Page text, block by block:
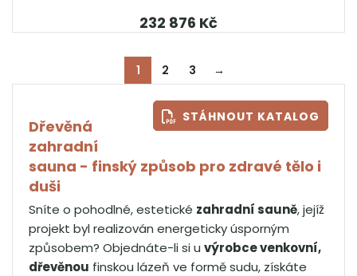
Kč
1 2 3 →
STÁHNOUT KATALOG
Dřevěná
zahradní
sauna - finský způsob pro zdravé tělo i
duši
Sníte o pohodlné, estetické zahradní sauně, jejíž
projekt byl realizován energeticky úsporným
způsobem? Objednáte-li si u výrobce venkovní,
dřevěnou finskou lázeň ve formě sudu, získáte